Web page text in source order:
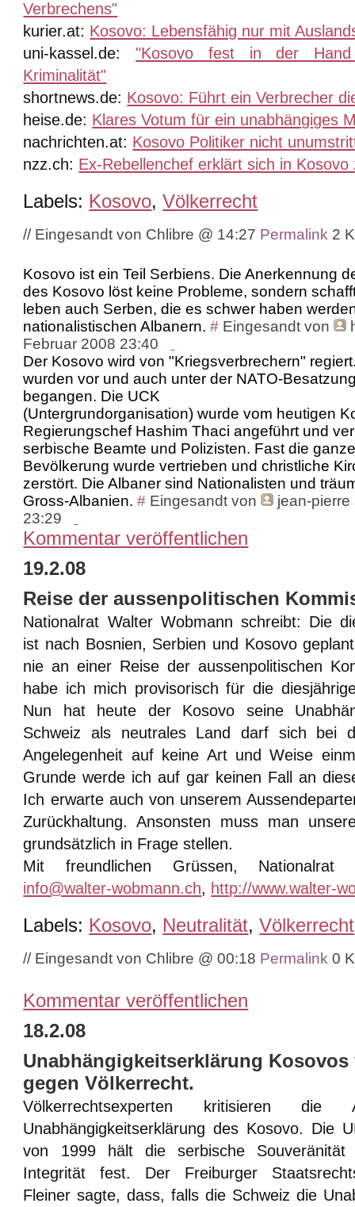
Verbrechens"
kurier.at: Kosovo: Lebensfähig nur mit
uni-kassel.de:"Kosovo fest in der Hand
Kriminalität"
shortnews.de: Kosovo: Führt ein Verbrecher
heise.de: Klares Votum für ein unabhängiges
nachrichten.at: Kosovo Politiker nicht
nzz.ch: Ex-Rebellenchef erklärt sich in Kosovo
Labels: Kosovo,Völkerrecht
// Eingesandt von Chlibre @ 14:27 Permalink 2
Kosovo ist ein Teil Serbiens. Die Anerkennung
des Kosovo löst keine Probleme, sondern
leben auch Serben, die es schwer haben
nationalistischen Albanern.# Eingesandt von
Februar 2008 23:40
Der Kosovo wird von "Kriegsverbrechern"
wurden vor und auch unter der NATO-
begangen. Die UCK
(Untergrundorganisation) wurde vom heutigen
Regierungschef Hashim Thaci angeführt und
serbische Beamte und Polizisten. Fast die
Bevölkerung wurde vertrieben und christliche
zerstört. Die Albaner sind Nationalisten und
Gross-Albanien.# Eingesandt von
jean-pierre
23:29
Kommentar veröffentlichen
19.2.08
Reise der aussenpolitischen
Nationalrat Walter Wobmann schreibt: Die
ist nach Bosnien, Serbien und Kosovo
nie an einer Reise der aussenpolitischen
habe ich mich provisorisch für die
Nun hat heute der Kosovo seine
Schweiz als neutrales Land darf sich bei
Angelegenheit auf keine Art und Weise
Grunde werde ich auf gar keinen Fall an
Ich erwarte auch von unserem
Zurückhaltung. Ansonsten muss man
grundsätzlich in Frage stellen.
Mit freundlichen Grüssen, Nationalrat
info@walter-wobmann.ch, http://www.walter-
Labels: Kosovo, Neutralität,Völkerrecht
// Eingesandt von Chlibre @ 00:18 Permalink 0
Kommentar veröffentlichen
18.2.08
Unabhängigkeitserklärung Kosovos
gegen Völkerrecht.
Völkerrechtsexperten kritisieren die
Unabhängigkeitserklärung des Kosovo. Die
von 1999 hält die serbische
Integrität fest. Der Freiburger
Fleiner sagte, dass, falls die Schweiz die